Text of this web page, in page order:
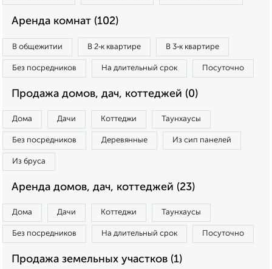
Аренда комнат (102)
В общежитии В 2‑к квартире В 3‑к квартире
Без посредников На длительный срок Посуточно
Продажа домов, дач, коттеджей (0)
Дома Дачи Коттеджи Таунхаусы
Без посредников Деревянные Из сип панелей
Из бруса
Аренда домов, дач, коттеджей (23)
Дома Дачи Коттеджи Таунхаусы
Без посредников На длительный срок Посуточно
Продажа земельных участков (1)